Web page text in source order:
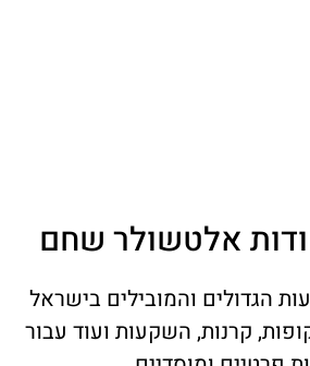
אלטשולר שחם
הגדולים והמובילים בישראל
קרנות, השקעות ועוד עבור